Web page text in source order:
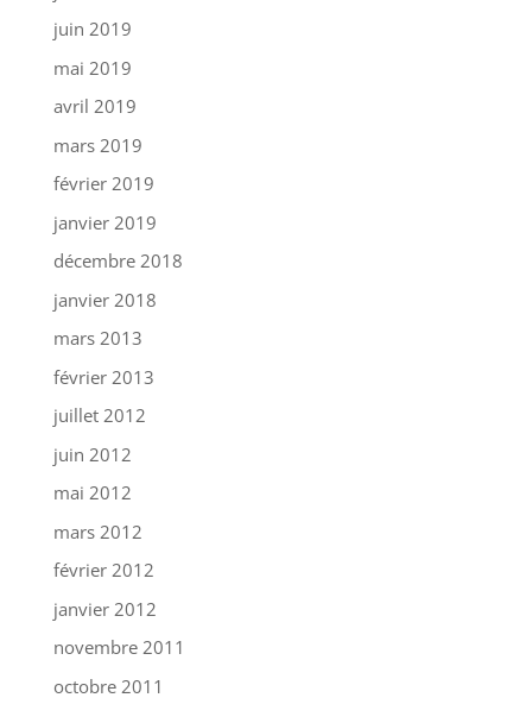
juin 2019
mai 2019
avril 2019
mars 2019
février 2019
janvier 2019
décembre 2018
janvier 2018
mars 2013
février 2013
juillet 2012
juin 2012
mai 2012
mars 2012
février 2012
janvier 2012
novembre 2011
octobre 2011